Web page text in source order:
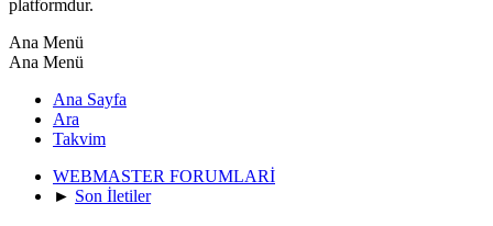
platformdur.
Ana Menü
Ana Menü
Ana Sayfa
Ara
Takvim
WEBMASTER FORUMLARİ
► Son İletiler